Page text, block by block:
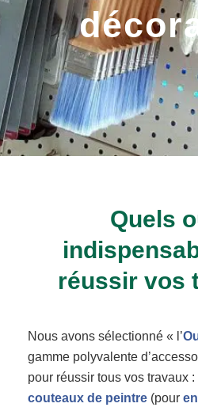
Quels
réussir vos
Nous avons sélectionné « l’
gamme polyvalente
pour réussir tous vos travaux :
couteaux de peintre (pour